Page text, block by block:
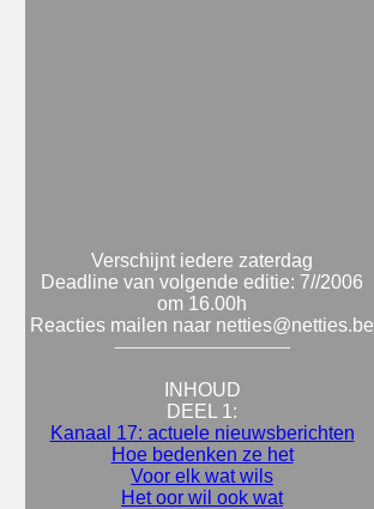
Verschijnt iedere zaterdag
Deadline van volgende editie: 7//2006
om 16.00h
Reacties mailen naar netties@netties.be
INHOUD
DEEL 1:
Kanaal 17: actuele nieuwsberichten
Hoe bedenken ze het
Voor elk wat wils
Het oor wil ook wat